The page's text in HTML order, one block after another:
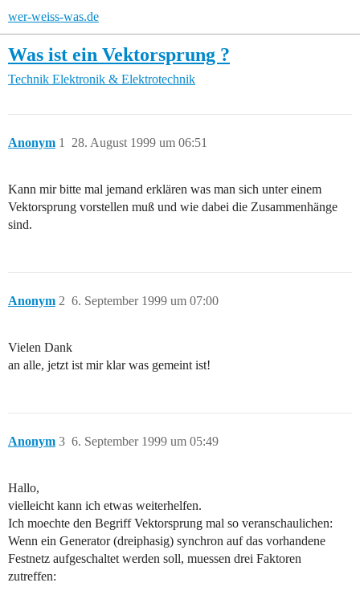
wer-weiss-was.de
Was ist ein Vektorsprung ?
Technik Elektronik & Elektrotechnik
Anonym 28. August 1999 um 06:51
1
Kann mir bitte mal jemand erklären was man sich unter einem
Vektorsprung vorstellen muß und wie dabei die Zusammenhänge
sind.
Anonym 6. September 1999 um 07:00
2
Vielen Dank
an alle, jetzt ist mir klar was gemeint ist!
Anonym 6. September 1999 um 05:49
3
Hallo,
vielleicht kann ich etwas weiterhelfen.
Ich moechte den Begriff Vektorsprung mal so veranschaulichen:
Wenn ein Generator (dreiphasig) synchron auf das vorhandene
Festnetz aufgeschaltet werden soll, muessen drei Faktoren
zutreffen: